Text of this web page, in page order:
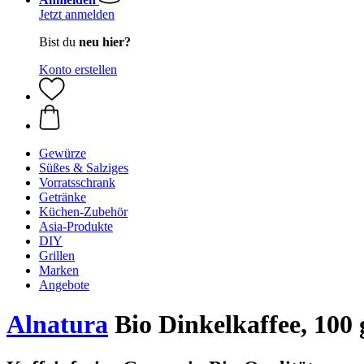
Jetzt anmelden
Bist du neu hier?
Konto erstellen
Gewürze
Süßes & Salziges
Vorratsschrank
Getränke
Küchen-Zubehör
Asia-Produkte
DIY
Grillen
Marken
Angebote
Alnatura Bio Dinkelkaffee, 100